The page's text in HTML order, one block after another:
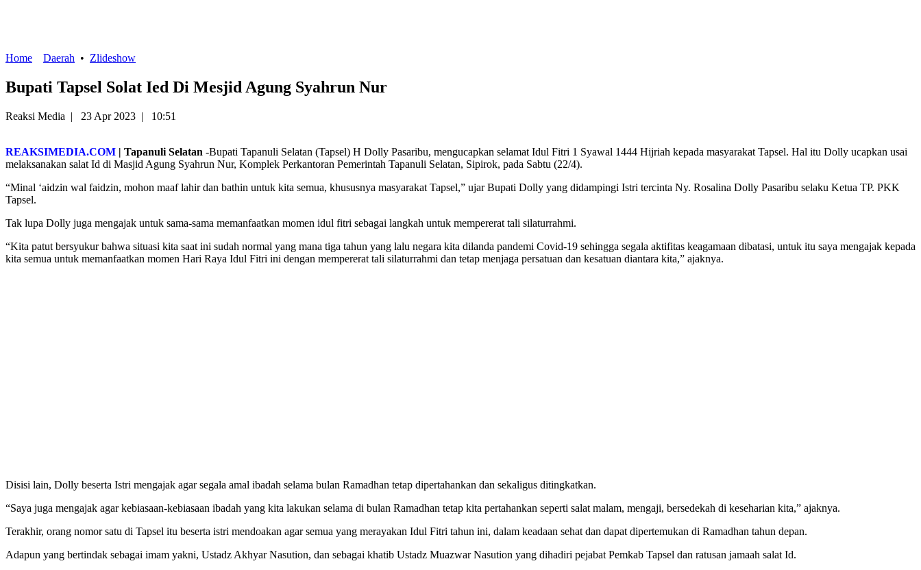
Home Daerah • Zlideshow
Bupati Tapsel Solat Ied Di Mesjid Agung Syahrun Nur
Reaksi Media | 23 Apr 2023 | 10:51
REAKSIMEDIA.COM | Tapanuli Selatan -Bupati Tapanuli Selatan (Tapsel) H Dolly Pasaribu, mengucapkan selamat Idul Fitri 1 Syawal 1444 Hijriah kepada masyarakat Tapsel. Hal itu Dolly ucapkan usai
melaksanakan salat Id di Masjid Agung Syahrun Nur, Komplek Perkantoran Pemerintah Tapanuli Selatan, Sipirok, pada Sabtu (22/4).
“Minal ‘aidzin wal faidzin, mohon maaf lahir dan bathin untuk kita semua, khususnya masyarakat Tapsel,” ujar Bupati Dolly yang didampingi Istri tercinta Ny. Rosalina Dolly Pasaribu selaku Ketua TP. PKK
Tapsel.
Tak lupa Dolly juga mengajak untuk sama-sama memanfaatkan momen idul fitri sebagai langkah untuk mempererat tali silaturrahmi.
“Kita patut bersyukur bahwa situasi kita saat ini sudah normal yang mana tiga tahun yang lalu negara kita dilanda pandemi Covid-19 sehingga segala aktifitas keagamaan dibatasi, untuk itu saya mengajak kepada
kita semua untuk memanfaatkan momen Hari Raya Idul Fitri ini dengan mempererat tali silaturrahmi dan tetap menjaga persatuan dan kesatuan diantara kita,” ajaknya.
Disisi lain, Dolly beserta Istri mengajak agar segala amal ibadah selama bulan Ramadhan tetap dipertahankan dan sekaligus ditingkatkan.
“Saya juga mengajak agar kebiasaan-kebiasaan ibadah yang kita lakukan selama di bulan Ramadhan tetap kita pertahankan seperti salat malam, mengaji, bersedekah di keseharian kita,” ajaknya.
Terakhir, orang nomor satu di Tapsel itu beserta istri mendoakan agar semua yang merayakan Idul Fitri tahun ini, dalam keadaan sehat dan dapat dipertemukan di Ramadhan tahun depan.
Adapun yang bertindak sebagai imam yakni, Ustadz Akhyar Nasution, dan sebagai khatib Ustadz Muazwar Nasution yang dihadiri pejabat Pemkab Tapsel dan ratusan jamaah salat Id.